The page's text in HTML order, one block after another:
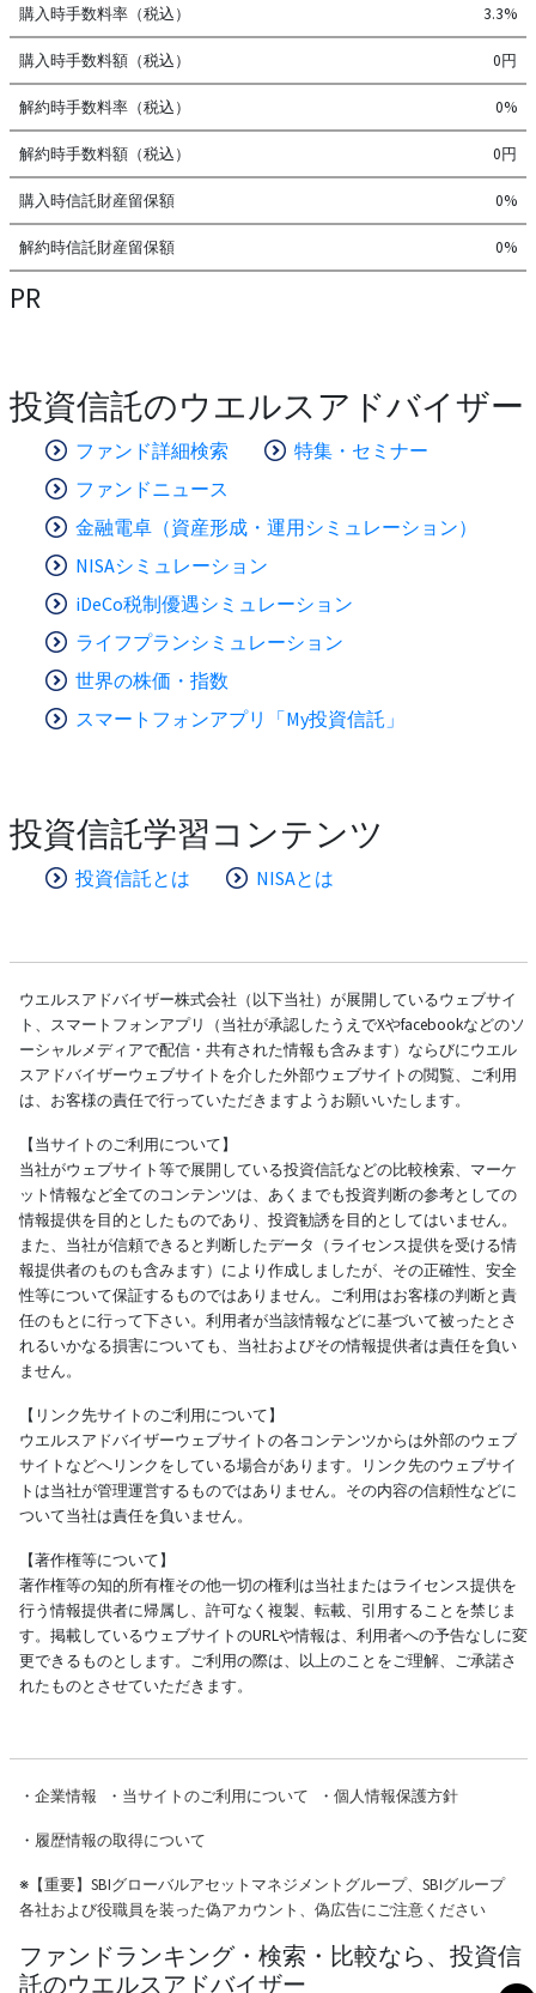
購入時手数料率（税込） 3.3%
購入時手数料額（税込） 0円
解約時手数料率（税込） 0%
解約時手数料額（税込） 0円
購入時信託財産留保額 0%
解約時信託財産留保額 0%
PR
投資信託のウエルスアドバイザー
ファンド詳細検索
特集・セミナー
ファンドニュース
金融電卓（資産形成・運用シミュレーション）
NISAシミュレーション
iDeCo税制優遇シミュレーション
ライフプランシミュレーション
世界の株価・指数
スマートフォンアプリ「My投資信託」
投資信託学習コンテンツ
投資信託とは NISAとは
ウエルスアドバイザー株式会社（以下当社）が展開しているウェブサイ
ト、スマートフォンアプリ（当社が承認したうえでXやfacebookなどのソ
ーシャルメディアで配信・共有された情報も含みます）ならびにウエル
スアドバイザーウェブサイトを介した外部ウェブサイトの閲覧、ご利用
は、お客様の責任で行っていただきますようお願いいたします。
【当サイトのご利用について】
当社がウェブサイト等で展開している投資信託などの比較検索、マーケ
ット情報など全てのコンテンツは、あくまでも投資判断の参考としての
情報提供を目的としたものであり、投資勧誘を目的としてはいません。
また、当社が信頼できると判断したデータ（ライセンス提供を受ける情
報提供者のものも含みます）により作成しましたが、その正確性、安全
性等について保証するものではありません。ご利用はお客様の判断と責
任のもとに行って下さい。利用者が当該情報などに基づいて被ったとさ
れるいかなる損害についても、当社およびその情報提供者は責任を負い
ません。
【リンク先サイトのご利用について】
ウエルスアドバイザーウェブサイトの各コンテンツからは外部のウェブ
サイトなどへリンクをしている場合があります。リンク先のウェブサイ
トは当社が管理運営するものではありません。その内容の信頼性などに
ついて当社は責任を負いません。
【著作権等について】
著作権等の知的所有権その他一切の権利は当社またはライセンス提供を
行う情報提供者に帰属し、許可なく複製、転載、引用することを禁じま
す。掲載しているウェブサイトのURLや情報は、利用者への予告なしに変
更できるものとします。ご利用の際は、以上のことをご理解、ご承諾さ
れたものとさせていただきます。
・ 企業情報 ・ 当サイトのご利用について ・ 個人情報保護方針
・ 履歴情報の取得について
※【重要】SBIグローバルアセットマネジメントグループ、SBIグループ
各社および役職員を装った偽アカウント、偽広告にご注意ください
ファンドランキング・検索・比較なら、投資信
託のウエルスアドバイザー